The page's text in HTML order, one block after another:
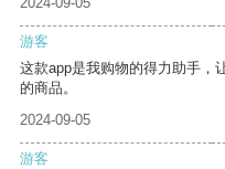
游客
这款app是我购物的得力助手，
的商品。
2024-09-05
游客